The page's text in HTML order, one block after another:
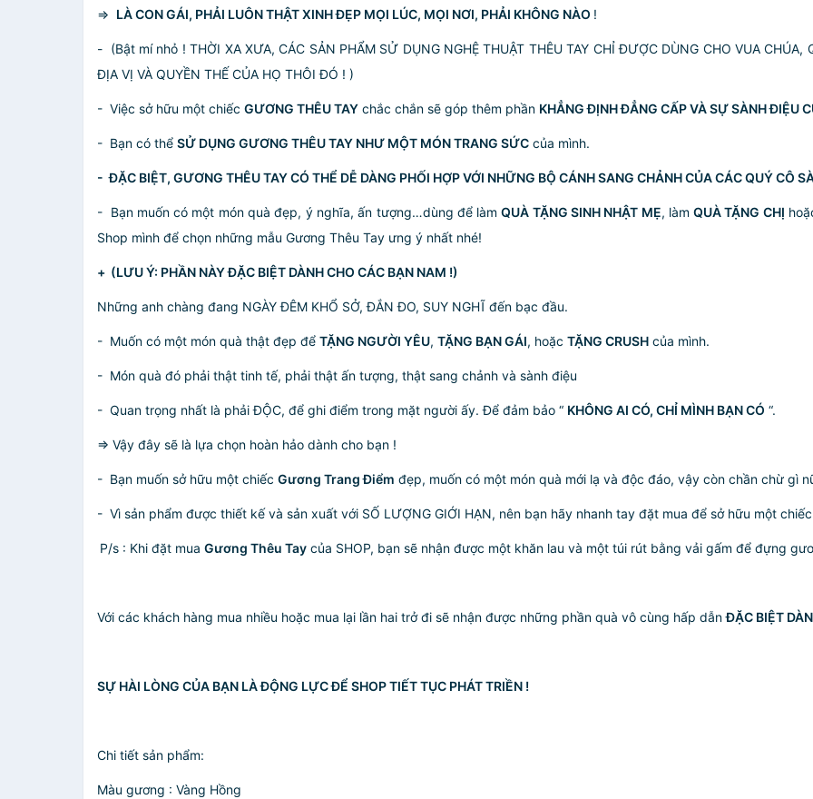
=> LÀ CON GÁI, PHẢI LUÔN THẬT XINH ĐẸP MỌI LÚC, MỌI NƠI, PHẢI KHÔNG NÀO !
- (Bật mí nhỏ ! THỜI XA XƯA, CÁC SẢN PHẨM SỬ DỤNG NGHỆ THUẬT THÊU TAY CHỈ ĐƯỢC DÙNG CHO VUA
ĐỊA VỊ VÀ QUYỀN THẾ CỦA HỌ THÔI ĐÓ ! )
- Việc sở hữu một chiếc GƯƠNG THÊU TAY chắc chắn sẽ góp thêm phần KHẲNG ĐỊNH ĐẲNG CẤP VÀ SỰ SÀNH ĐIỆU
- Bạn có thể SỬ DỤNG GƯƠNG THÊU TAY NHƯ MỘT MÓN TRANG SỨC của mình.
- ĐẶC BIỆT, GƯƠNG THÊU TAY CÓ THỂ DỄ DÀNG PHỐI HỢP VỚI NHỮNG BỘ CÁNH SANG CHẢNH CỦA CÁC QUÝ CÔ
- Bạn muốn có một món quà đẹp, ý nghĩa, ấn tượng…dùng để làmQUÀ TẶNG SINH NHẬT MẸ, làmQUÀ TẶNG CHỊ
Shop mình để chọn những mẫu Gương Thêu Tay ưng ý nhất nhé!
+ (LƯU Ý: PHẦN NÀY ĐẶC BIỆT DÀNH CHO CÁC BẠN NAM !)
Những anh chàng đang NGÀY ĐÊM KHỔ SỞ, ĐẮN ĐO, SUY NGHĨ đến bạc đầu.
- Muốn có một món quà thật đẹp để TẶNG NGƯỜI YÊU, TẶNG BẠN GÁI, hoặc TẶNG CRUSH của mình.
- Món quà đó phải thật tinh tế, phải thật ấn tượng, thật sang chảnh và sành điệu
- Quan trọng nhất là phải ĐỘC, để ghi điểm trong mặt người ấy. Để đảm bảo “ KHÔNG AI CÓ, CHỈ MÌNH BẠN CÓ “.
=> Vậy đây sẽ là lựa chọn hoàn hảo dành cho bạn !
- Bạn muốn sở hữu một chiếc Gương Trang Điểm đẹp, muốn có một món quà mới lạ và độc đáo, vậy còn chần chừ gì
- Vì sản phẩm được thiết kế và sản xuất với SỐ LƯỢNG GIỚI HẠN, nên bạn hãy nhanh tay đặt mua để sở hữu một
P/s : Khi đặt mua Gương Thêu Tay của SHOP, bạn sẽ nhận được một khăn lau và một túi rút bằng vải gấm để đựng
Với các khách hàng mua nhiều hoặc mua lại lần hai trở đi sẽ nhận được những phần quà vô cùng hấp dẫnĐẶC BIỆT
SỰ HÀI LÒNG CỦA BẠN LÀ ĐỘNG LỰC ĐỂ SHOP TIẾT TỤC PHÁT TRIỀN !
Chi tiết sản phẩm:
Màu gương : Vàng Hồng